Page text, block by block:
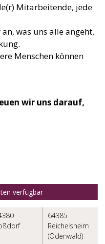
Mitarbeitende, jede
was uns alle angeht,
Menschen können
wir uns darauf,
verfügbar
64385
Reichelsheim
(Odenwald)